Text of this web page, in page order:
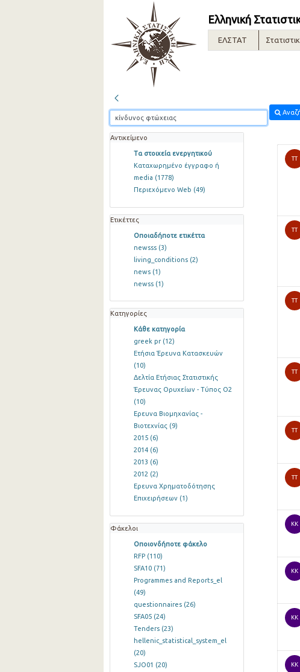
Ελληνική
ΕΛΣΤΑΤ
Αντικείμενο
Τα στοιχεία ενεργητικού
Καταχωρημένο έγγραφο ή
media (1778)
Περιεχόμενο Web (49)
Ετικέττες
Οποιαδήποτε ετικέττα
newsss (3)
living_conditions (2)
news (1)
newss (1)
Κατηγορίες
Κάθε κατηγορία
greek pr (12)
Ετήσια Έρευνα Κατασκευών
(10)
Δελτία Ετήσιας Στατιστικής
Έρευνας Ορυχείων - Τύπος Ο2
(10)
Ερευνα Βιομηχανίας -
Βιοτεχνίας (9)
2015 (6)
2014 (6)
2013 (6)
2012 (2)
Ερευνα Χρηματοδότησης
Επιχειρήσεων (1)
Φάκελοι
Οποιονδήποτε φάκελο
RFP (110)
SFA10 (71)
Programmes and Reports_el
(49)
questionnaires (26)
SFA05 (24)
Tenders (23)
hellenic_statistical_system_el
(20)
SJO01 (20)
TT
TT
TT
TT
TT
TT
KK
KK
KK
KK